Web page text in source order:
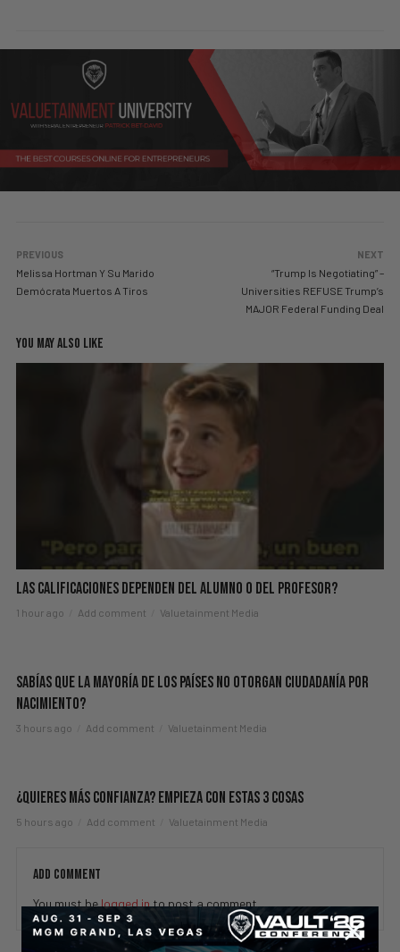
PREVIOUS
Melissa Hortman Y Su Marido
Demócrata Muertos A Tiros
NEXT
“Trump Is Negotiating” –
Universities REFUSE Trump’s
MAJOR Federal Funding Deal
YOU MAY ALSO LIKE
Las Calificaciones Dependen del Alumno o del Profesor?
1 hour ago Add comment Valuetainment Media
Sabías Que La Mayoría de los Países NO Otorgan Ciudadanía por
Nacimiento?
3 hours ago Add comment Valuetainment Media
¿Quieres Más Confianza? Empieza Con Estas 3 Cosas
5 hours ago Add comment Valuetainment Media
ADD COMMENT
You must belogged into post a comment.